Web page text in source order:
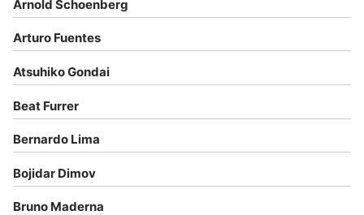
Arnold Schoenberg
Arturo Fuentes
Atsuhiko Gondai
Beat Furrer
Bernardo Lima
Bojidar Dimov
Bruno Maderna